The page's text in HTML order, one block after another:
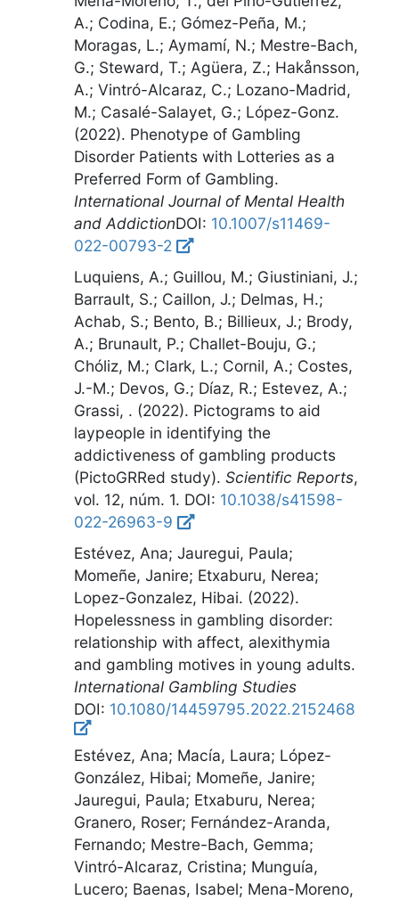
A.; Codina, E.; Gómez-Peña, M.;
Moragas, L.; Aymamí, N.; Mestre-Bach,
G.; Steward, T.; Agüera, Z.; Hakånsson,
A.; Vintró-Alcaraz, C.; Lozano-Madrid,
M.; Casalé-Salayet, G.; López-Gonz.
(2022). Phenotype of Gambling
Disorder Patients with Lotteries as a
Preferred Form of Gambling.
International Journal of Mental Health
and AddictionDOI: 10.1007/s11469-
022-00793-2
Luquiens, A.; Guillou, M.; Giustiniani, J.;
Barrault, S.; Caillon, J.; Delmas, H.;
Achab, S.; Bento, B.; Billieux, J.; Brody,
A.; Brunault, P.; Challet-Bouju, G.;
Chóliz, M.; Clark, L.; Cornil, A.; Costes,
J.-M.; Devos, G.; Díaz, R.; Estevez, A.;
Grassi, . (2022). Pictograms to aid
laypeople in identifying the
addictiveness of gambling products
(PictoGRRed study).Scientific Reports,
vol. 12, núm. 1. DOI: 10.1038/s41598-
022-26963-9
Estévez, Ana; Jauregui, Paula;
Momeñe, Janire; Etxaburu, Nerea;
Lopez-Gonzalez, Hibai. (2022).
Hopelessness in gambling disorder:
relationship with affect, alexithymia
and gambling motives in young adults.
International Gambling Studies
DOI: 10.1080/14459795.2022.2152468
Estévez, Ana; Macía, Laura; López-
González, Hibai; Momeñe, Janire;
Jauregui, Paula; Etxaburu, Nerea;
Granero, Roser; Fernández-Aranda,
Fernando; Mestre-Bach, Gemma;
Vintró-Alcaraz, Cristina; Munguía,
Lucero; Baenas, Isabel; Mena-Moreno,